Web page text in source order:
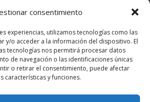
consentimiento
experiencias, utilizamos tecnologías como las
y/o acceder a la información del dispositivo. El
tecnologías nos permitirá procesar datos
de navegación o las identificaciones únicas
o retirar el consentimiento, puede afectar
características y funciones.